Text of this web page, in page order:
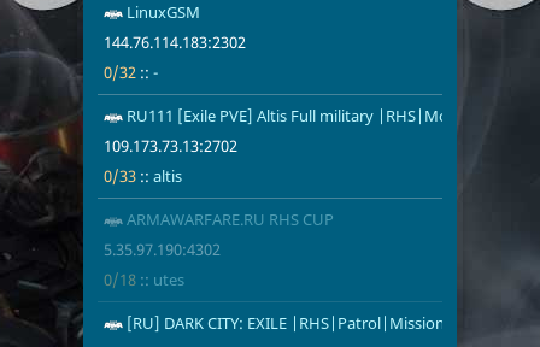
LinuxGSM
144.76.114.183:2302
0/32 :: -
0/32
RU111 [Exile PVE] Altis Full military |RHS|Mozzie|AI|SG
109.173.73.13:2702
0/33 :: altis
ARMAWARFARE.RU RHS CUP
5.35.97.190:4302
0/18 :: utes
[RU] DARK CITY: EXILE